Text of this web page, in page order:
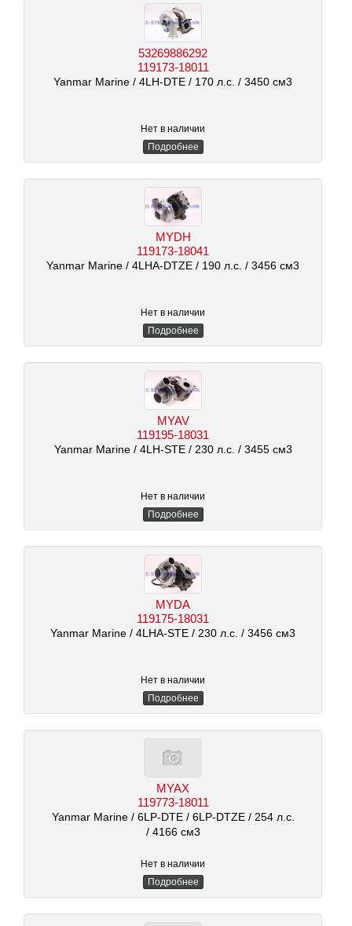
53269886292
119173-18011
Yanmar Marine/ 4LH-DTE / 170 л.с. / 3450 см3
Нет в наличии
Подробнее
MYDH
119173-18041
Yanmar Marine/ 4LHA-DTZE / 190 л.с. / 3456 см3
Нет в наличии
Подробнее
MYAV
119195-18031
Yanmar Marine / 4LH-STE / 230 л.с. / 3455 см3
Нет в наличии
Подробнее
MYDA
119175-18031
Yanmar Marine/ 4LHA-STE / 230 л.с. / 3456 см3
Нет в наличии
Подробнее
MYAX
119773-18011
Yanmar Marine / 6LP-DTE / 6LP-DTZE / 254 л.с.
/ 4166 см3
Нет в наличии
Подробнее